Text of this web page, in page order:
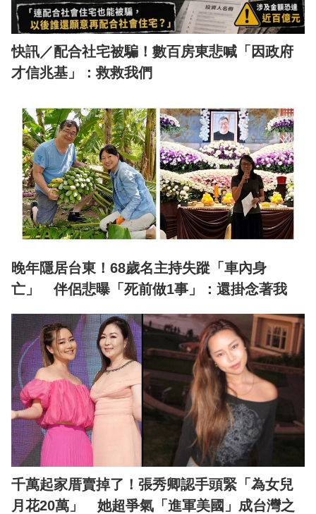
快訊／配合社宅被騙！數百房東悲喊「因政府
才信兆基」：救救我們
晚年隱居台東！68歲名主持失蹤「車內身
亡」 伴侶悲曝「死前做1事」：還掛念著我
千萬起家厝賣掉了！張秀卿認手頭緊「為女兒
月花20萬」 她超爭氣「進軍美國」成台灣之